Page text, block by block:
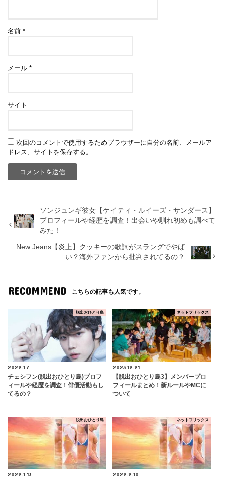
名前*
メール*
サイト
次回のコメントで使用するためブラウザーに自分の名前、メールア
ドレス、サイトを保存する。
ソンジュンギ彼女【ケイティ・ルイーズ・サンダース】
プロフィールや経歴を調査！出会いや馴れ初めも調べて
みた！
New Jeans【炎上】クッキーの歌詞がスラングでやば
い？海外ファンから批判されてるの？
RECOMMEND こちらの記事も人気です。
脱出おひとり島
2022.1.7
チェシフン(脱出おひとり島)プロフ
ィールや経歴を調査！俳優活動もし
てるの？
ネットフリックス
2023.12.21
【脱出おひとり島3】メンバープロ
フィールまとめ！新ルールやMCに
ついて
脱出おひとり島
2022.1.13
ネットフリックス
2022.2.10